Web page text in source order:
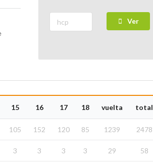
Ver
15 16 17 18 vuelta total
105 152 120 85 1239 2478
3 3 3 3 29 58